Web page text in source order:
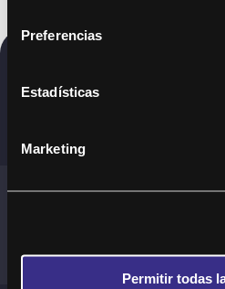
Preferencias
Estadísticas
Marketing
Permitir todas
Copyright © 2020.
Términos y Cond. Generales
Preguntas